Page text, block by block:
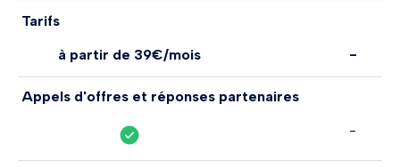
Tarifs
à partir de 39€/mois
-
Appels d'offres et réponses partenaires
-